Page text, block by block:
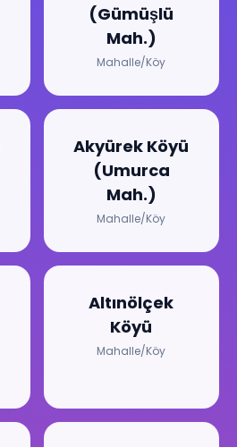
(Gümüşlü
Mah.)
Mahalle/Köy
Akyürek Köyü
(Umurca
Mah.)
Mahalle/Köy
Altınölçek
Köyü
Mahalle/Köy